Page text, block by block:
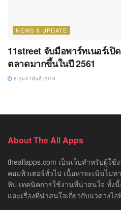
NEWS & UPDATE
11street จับมือพาร์ทเนอร์เ
ตลาดมากขึ้นในปี 2561
8 กุมภาพันธ์ 2018
About The All Apps
theallapps.com เป็นเว็บสำหรับผู้ใ
คอมพิวเตอร์ทั่วไป เนื้อหาจะเน้นไป
ทิป เทคนิคการใช้งานที่น่าสนใจ ทั้ง
และเรื่องที่น่าสนใจเกี่ยวกับแวดวงไอ